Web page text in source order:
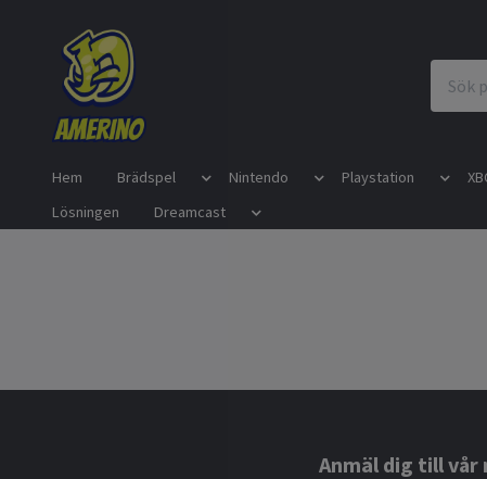
Hem Brädspel Nintendo Playstation
Lösningen
Dreamcast
Anmäl dig till vår